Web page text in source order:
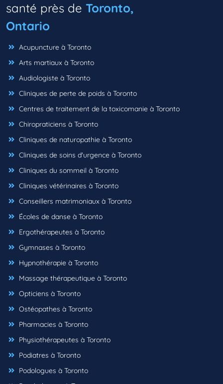
santé près de Toronto,
Ontario
Acupuncture à Toronto
Arts martiaux à Toronto
Audiologiste à Toronto
Cliniques de perte de poids à Toronto
Centres de traitement de la toxicomanie à Toronto
Chiropraticiens à Toronto
Cliniques de naturopathie à Toronto
Cliniques de soins d'urgence à Toronto
Cliniques du sommeil à Toronto
Cliniques vétérinaires à Toronto
Conseillers matrimoniaux à Toronto
Écoles de danse à Toronto
Ergothérapeutes à Toronto
Gymnases à Toronto
Hypnothérapie à Toronto
Massage thérapeutique à Toronto
Opticiens à Toronto
Ostéopathes à Toronto
Pharmacies à Toronto
Physiothérapeutes à Toronto
Podiatres à Toronto
Podologues à Toronto